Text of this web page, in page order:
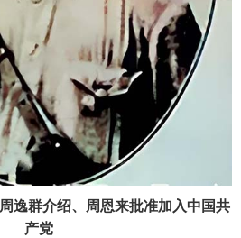
逸群介绍、周恩来批准加入中国共
产党